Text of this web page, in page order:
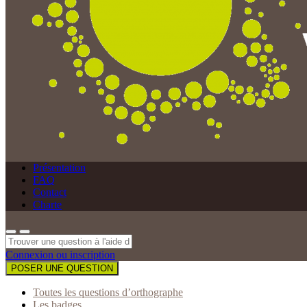
Présentation
FAQ
Contact
Charte
Connexion ou inscription
POSER UNE QUESTION
Toutes les questions d’orthographe
Les badges